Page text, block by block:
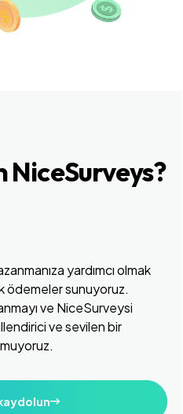
NiceSurveys?
yardımcı olmak
ödemeler sunuyoruz.
ve NiceSurveysi
ve sevilen bir